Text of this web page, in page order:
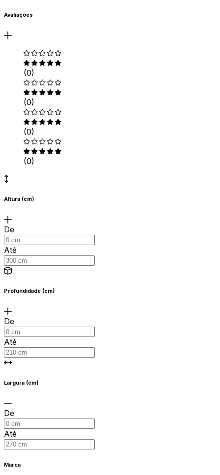
Avaliações
(0)
(0)
(0)
(0)
Altura (cm)
De
Até
Profundidade (cm)
De
Até
Largura (cm)
De
Até
Marca